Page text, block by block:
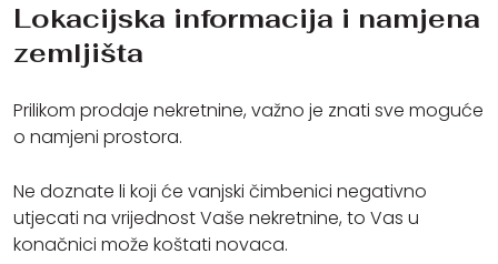
Lokacijska informacija i namjena
zemljišta
Prilikom prodaje nekretnine, važno je znati sve moguće
o namjeni prostora.
Ne doznate li koji će vanjski čimbenici negativno
utjecati na vrijednost Vaše nekretnine, to Vas u
konačnici može koštati novaca.